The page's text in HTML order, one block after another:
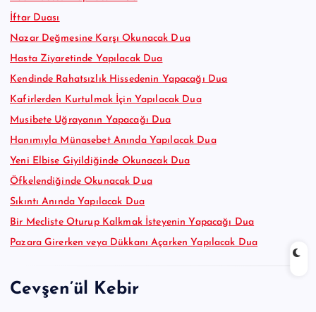
İftar Duası
Nazar Değmesine Karşı Okunacak Dua
Hasta Ziyaretinde Yapılacak Dua
Kendinde Rahatsızlık Hissedenin Yapacağı Dua
Kafirlerden Kurtulmak İçin Yapılacak Dua
Musibete Uğrayanın Yapacağı Dua
Hanımıyla Münasebet Anında Yapılacak Dua
Yeni Elbise Giyildiğinde Okunacak Dua
Öfkelendiğinde Okunacak Dua
Sıkıntı Anında Yapılacak Dua
Bir Mecliste Oturup Kalkmak İsteyenin Yapacağı Dua
Pazara Girerken veya Dükkanı Açarken Yapılacak Dua
Cevşen’ül Kebir